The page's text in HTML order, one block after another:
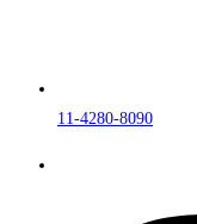
11-4280-8090